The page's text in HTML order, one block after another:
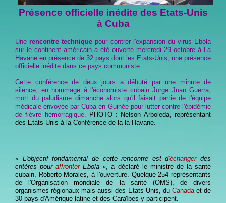
Présence officielle inédite des Etats-Unis
à Cuba
Une rencontre technique pour contrer l'expansion du virus Ebola
sur le continent américain a été ouverte mercredi 29 octobre à La
Havane en présence de 32 pays dont les Etats-Unis, une présence
officielle inédite dans ce pays communiste.
Cette conférence de deux jours a débuté par une minute de
silence, en hommage à l'économiste cubain Jorge Juan Guerra,
mort du paludisme dimanche alors qu'il faisait partie de l'équipe
médicale envoyée par Cuba en Guinée pour lutter contre l'épidémie
de fièvre hémorragique.
PHOTO : Nelson Arboleda, représentant
des Etats-Unis à la Conférence de la la Havane.
« L'objectif fondamental de cette rencontre est d'échangerdes
critères pouraffronterEbola » , a déclaré le ministre de la santé
cubain, Roberto Morales, à l'ouverture. Quelque 254 représentants
de l'Organisation mondiale de la santé (OMS), de divers
organismes régionaux mais aussi des Etats-Unis, du Canadaet de
30 pays d'Amérique latine et des Caraïbes y participent.